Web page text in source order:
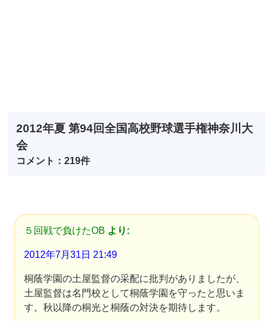
2012年夏 第94回全国高校野球選手権神奈川大
会
コメント：219件
５回戦で負けたOB より:
2012年7月31日 21:49
桐蔭学園の土屋監督の采配に批判がありましたが、
土屋監督は名門校として桐蔭学園を守ったと思いま
す。秋以降の桐光と桐蔭の対決を期待します。